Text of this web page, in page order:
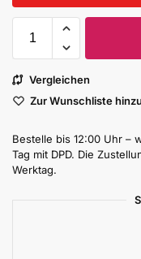
Vergleichen
Zur Wunschliste
Bestelle bis 12:00 Uhr –
Tag mit DPD. Die
Werktag.